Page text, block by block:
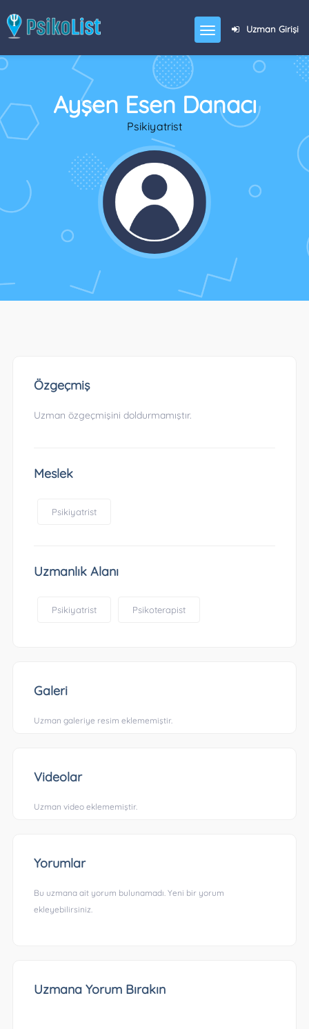
Uzman Girişi
Ayşen Esen Danacı
Psikiyatrist
Özgeçmiş
Uzman özgeçmişini doldurmamıştır.
Meslek
Psikiyatrist
Uzmanlık Alanı
Psikiyatrist Psikoterapist
Galeri
Uzman galeriye resim eklememiştir.
Videolar
Uzman video eklememiştir.
Yorumlar
Bu uzmana ait yorum bulunamadı. Yeni bir yorum
ekleyebilirsiniz.
Uzmana Yorum Bırakın